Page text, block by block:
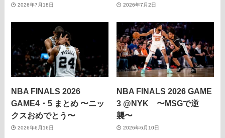
2026年7月18日 2026年7月2日
NBA FINALS 2026
GAME4・5 まとめ 〜ニッ
クスおめでとう〜
2026年6月16日
NBA FINALS 2026 GAME
3 @NYK 〜MSGで逆
襲〜
2026年6月10日